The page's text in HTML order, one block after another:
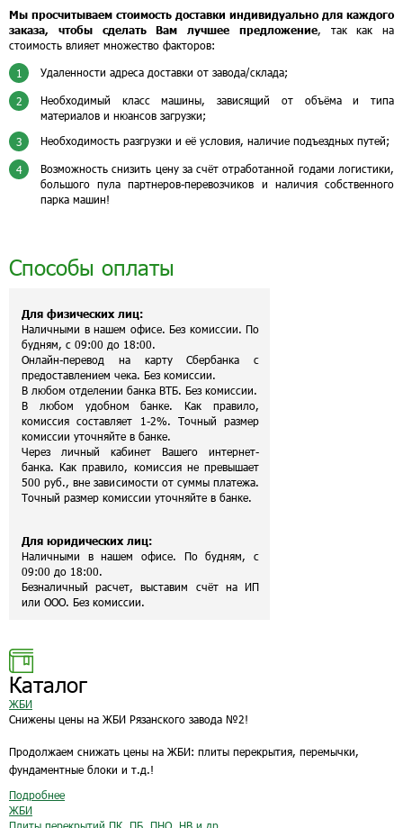
Мы просчитываем стоимость доставки индивидуально для каждого
заказа, чтобы сделать Вам лучшее предложение, так как на
стоимость влияет множество факторов:
1 Удаленности адреса доставки от завода/склада;
2
Необходимый класс машины, зависящий от объёма и типа
материалов и нюансов загрузки;
3 Необходимость разгрузки и её условия, наличие подъездных путей;
4
Возможность снизить цену за счёт отработанной годами логистики,
большого пула партнеров-перевозчиков и наличия собственного
парка машин!
Способы оплаты
Для физических лиц:
Наличными в нашем офисе. Без комиссии. По
будням, с 09:00 до 18:00.
Онлайн-перевод на карту Сбербанка с
предоставлением чека. Без комиссии.
В любом отделении банка ВТБ. Без комиссии.
В любом удобном банке. Как правило,
комиссия составляет 1-2%. Точный размер
комиссии уточняйте в банке.
Через личный кабинет Вашего интернет-
банка. Как правило, комиссия не превышает
500 руб., вне зависимости от суммы платежа.
Точный размер комиссии уточняйте в банке.
Для юридических лиц:
Наличными в нашем офисе. По будням, с
09:00 до 18:00.
Безналичный расчет, выставим счёт на ИП
или ООО. Без комиссии.
Каталог
ЖБИ
Снижены цены на ЖБИ Рязанского завода №2!
Продолжаем снижать цены на ЖБИ: плиты перекрытия, перемычки,
фундаментные блоки и т.д.!
Подробнее
ЖБИ
Плиты перекрытий ПК, ПБ, ПНО, НВ и др.